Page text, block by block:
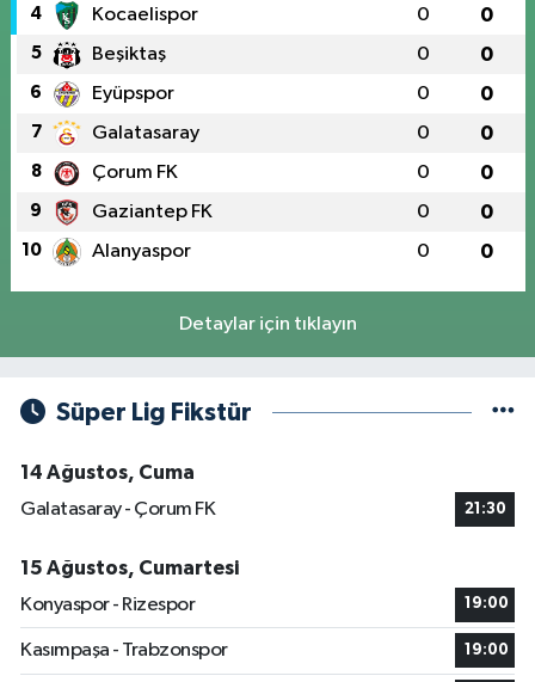
4 Kocaelispor 0 0
5 Beşiktaş 0 0
6 Eyüpspor 0 0
7 Galatasaray 0 0
8 Çorum FK 0 0
9 Gaziantep FK 0 0
10 Alanyaspor 0 0
Detaylar için tıklayın
Süper Lig Fikstür
14 Ağustos, Cuma
Galatasaray - Çorum FK
21:30
15 Ağustos, Cumartesi
Konyaspor - Rizespor
19:00
Kasımpaşa - Trabzonspor 19:00